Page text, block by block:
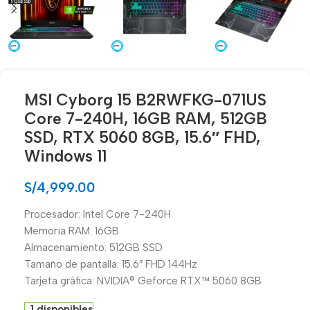
MSI Cyborg 15 B2RWFKG-071US
Core 7-240H, 16GB RAM, 512GB
SSD, RTX 5060 8GB, 15.6″ FHD,
Windows 11
S/4,999.00
Procesador: Intel Core 7-240H
Memoria RAM: 16GB
Almacenamiento: 512GB SSD
Tamaño de pantalla: 15.6″ FHD 144Hz
Tarjeta gráfica: NVIDIA® Geforce RTX™ 5060 8GB